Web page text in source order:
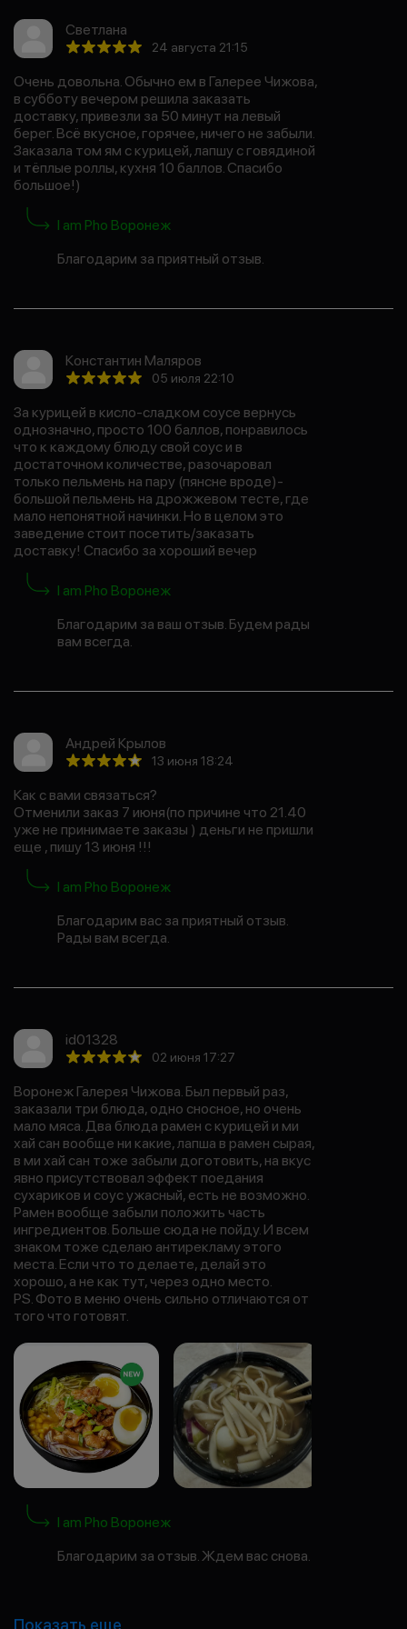
Светлана
24 августа 21:15
Очень довольна. Обычно ем в Галерее Чижова,
в субботу вечером решила заказать
доставку, привезли за 50 минут на левый
берег. Всё вкусное, горячее, ничего не забыли.
Заказала том ям с курицей, лапшу с говядиной
и тёплые роллы, кухня 10 баллов. Спасибо
большое!)
I am Pho Воронеж
Благодарим за приятный отзыв.
Константин Маляров
05 июля 22:10
За курицей в кисло-сладком соусе вернусь
однозначно, просто 100 баллов, понравилось
что к каждому блюду свой соус и в
достаточном количестве, разочаровал
только пельмень на пару (пянсне вроде)-
большой пельмень на дрожжевом тесте, где
мало непонятной начинки. Но в целом это
заведение стоит посетить/заказать
доставку! Спасибо за хороший вечер
I am Pho Воронеж
Благодарим за ваш отзыв. Будем рады
вам всегда.
Андрей Крылов
13 июня 18:24
Как с вами связаться?
Отменили заказ 7 июня(по причине что 21.40
уже не принимаете заказы ) деньги не пришли
еще , пишу 13 июня !!!
I am Pho Воронеж
Благодарим вас за приятный отзыв.
Рады вам всегда.
id01328
02 июня 17:27
Воронеж Галерея Чижова. Был первый раз,
заказали три блюда, одно сносное, но очень
мало мяса. Два блюда рамен с курицей и ми
хай сан вообще ни какие, лапша в рамен сырая,
в ми хай сан тоже забыли доготовить, на вкус
явно присутствовал эффект поедания
сухариков и соус ужасный, есть не возможно.
Рамен вообще забыли положить часть
ингредиентов. Больше сюда не пойду. И всем
знаком тоже сделаю антирекламу этого
места. Если что то делаете, делай это
хорошо, а не как тут, через одно место.
PS. Фото в меню очень сильно отличаются от
того что готовят.
I am Pho Воронеж
Благодарим за отзыв. Ждем вас снова.
Показать еще